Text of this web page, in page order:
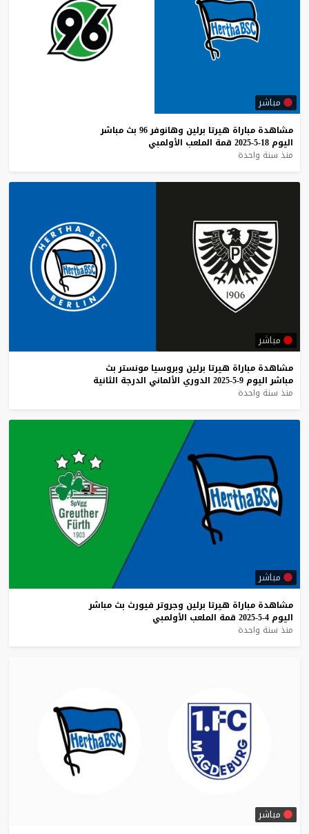
مباشر
مشاهدة مباراة هيرتا برلين وهانوفر96 بث مباشر
اليوم 18-5-2025 قمة الملعب الأولمبي
منذ سنة واحدة
مباشر
مشاهدة مباراة هيرتا برلين وبروسيا مونستر بث
مباشر اليوم 9-5-2025 الدوري الألماني الدرجة الثانية
منذ سنة واحدة
مباشر
مشاهدة مباراة هيرتا برلين وجروتر فيورث بث مباشر
اليوم 4-5-2025 قمة الملعب الأولمبي
منذ سنة واحدة
مباشر